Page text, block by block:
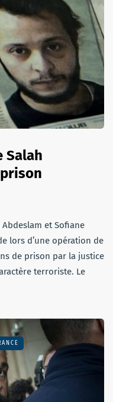
Salah
Abdeslam et Sofiane
lors d’une opération de
de prison par la justice
terroriste. Le